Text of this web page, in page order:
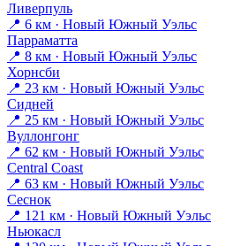
Ливерпуль
📍 6 км · Новый Южный Уэльс
Парраматта
📍 8 км · Новый Южный Уэльс
Хорнсби
📍 23 км · Новый Южный Уэльс
Сидней
📍 25 км · Новый Южный Уэльс
Вуллонгонг
📍 62 км · Новый Южный Уэльс
Central Coast
📍 63 км · Новый Южный Уэльс
Сеснок
📍 121 км · Новый Южный Уэльс
Ньюкасл